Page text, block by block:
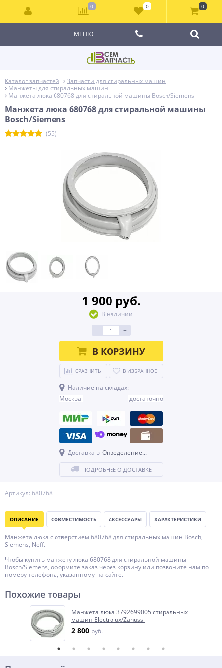
МЕНЮ
Каталог запчастей
Запчасти для стиральных машин
Манжеты для стиральных машин
Манжета люка 680768 для стиральной машины Bosch/Siemens
Манжета люка 680768 для стиральной машины
Bosch/Siemens
(55)
Артикул: 680768
1 900 руб.
В наличии
-
+
В КОРЗИНУ
СРАВНИТЬ В ИЗБРАННОЕ
Наличие на складах:
Москва
достаточно
Доставка в Определение...
ПОДРОБНЕЕ О ДОСТАВКЕ
ОПИСАНИЕ СОВМЕСТИМОСТЬ АКСЕССУАРЫ ХАРАКТЕРИСТИКИ
Манжета люка с отверстием 680768 для стиральных машин Bosch,
Siemens, Neff.
Чтобы купить манжету люка 680768 для стиральной машины
Bosch/Siemens, оформите заказ через корзину или позвоните нам по
номеру телефона, указанному на сайте.
Похожие товары
Манжета люка 3792699005 стиральных
машин Electrolux/Zanussi
2 800 руб.
0 0 0